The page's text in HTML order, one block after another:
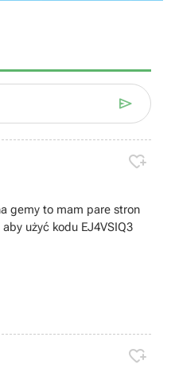


gemy to mam pare stron
